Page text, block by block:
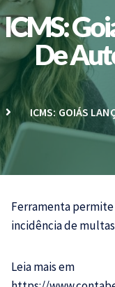
ICMS:
De
ICMS: GOIÁS
Ferramenta
incidência de
Leia mais em